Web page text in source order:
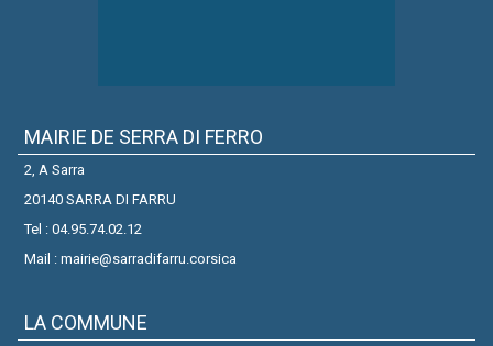
MAIRIE DE SERRA DI FERRO
2, A Sarra
20140 SARRA DI FARRU
Tel : 04.95.74.02.12
Mail : mairie@sarradifarru.corsica
LA COMMUNE